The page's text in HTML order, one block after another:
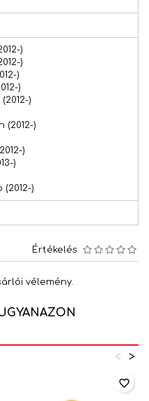
)
)
)
)
)
(2012-)
)
)
)
Értékelés
vélemény.
>
<
favorite_border